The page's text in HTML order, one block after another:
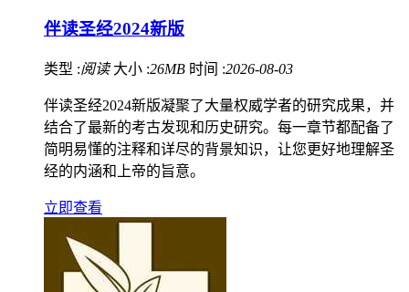
伴读圣经2024新版
类型 :阅读 大小 :26MB 时间 :2026-08-03
伴读圣经2024新版凝聚了大量权威学者的研究成果，并
结合了最新的考古发现和历史研究。每一章节都配备了
简明易懂的注释和详尽的背景知识，让您更好地理解圣
经的内涵和上帝的旨意。
立即查看